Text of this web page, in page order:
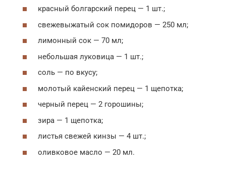
красный болгарский перец — 1 шт.;
свежевыжатый сок помидоров — 250 мл;
лимонный сок — 70 мл;
небольшая луковица — 1 шт.;
соль — по вкусу;
молотый кайенский перец — 1 щепотка;
черный перец — 2 горошины;
зира — 1 щепотка;
листья свежей кинзы — 4 шт.;
оливковое масло — 20 мл.